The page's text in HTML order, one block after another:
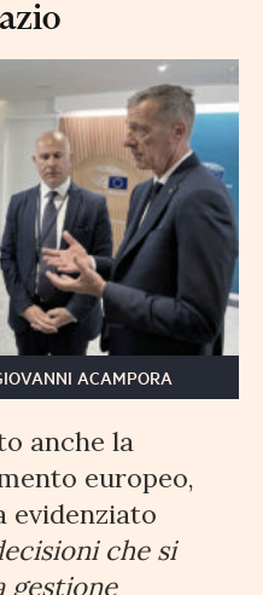
ACAMPORA
anche la
europeo,
evidenziato
che si
gestione